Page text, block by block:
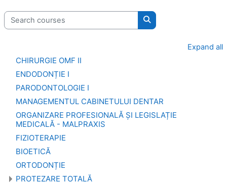
Search courses
Search courses
Expand all
CHIRURGIE OMF II
ENDODONȚIE I
PARODONTOLOGIE I
MANAGEMENTUL CABINETULUI DENTAR
ORGANIZARE PROFESIONALĂ ȘI LEGISLAȚIE
MEDICALĂ - MALPRAXIS
FIZIOTERAPIE
BIOETICĂ
ORTODONȚIE
PROTEZARE TOTALĂ